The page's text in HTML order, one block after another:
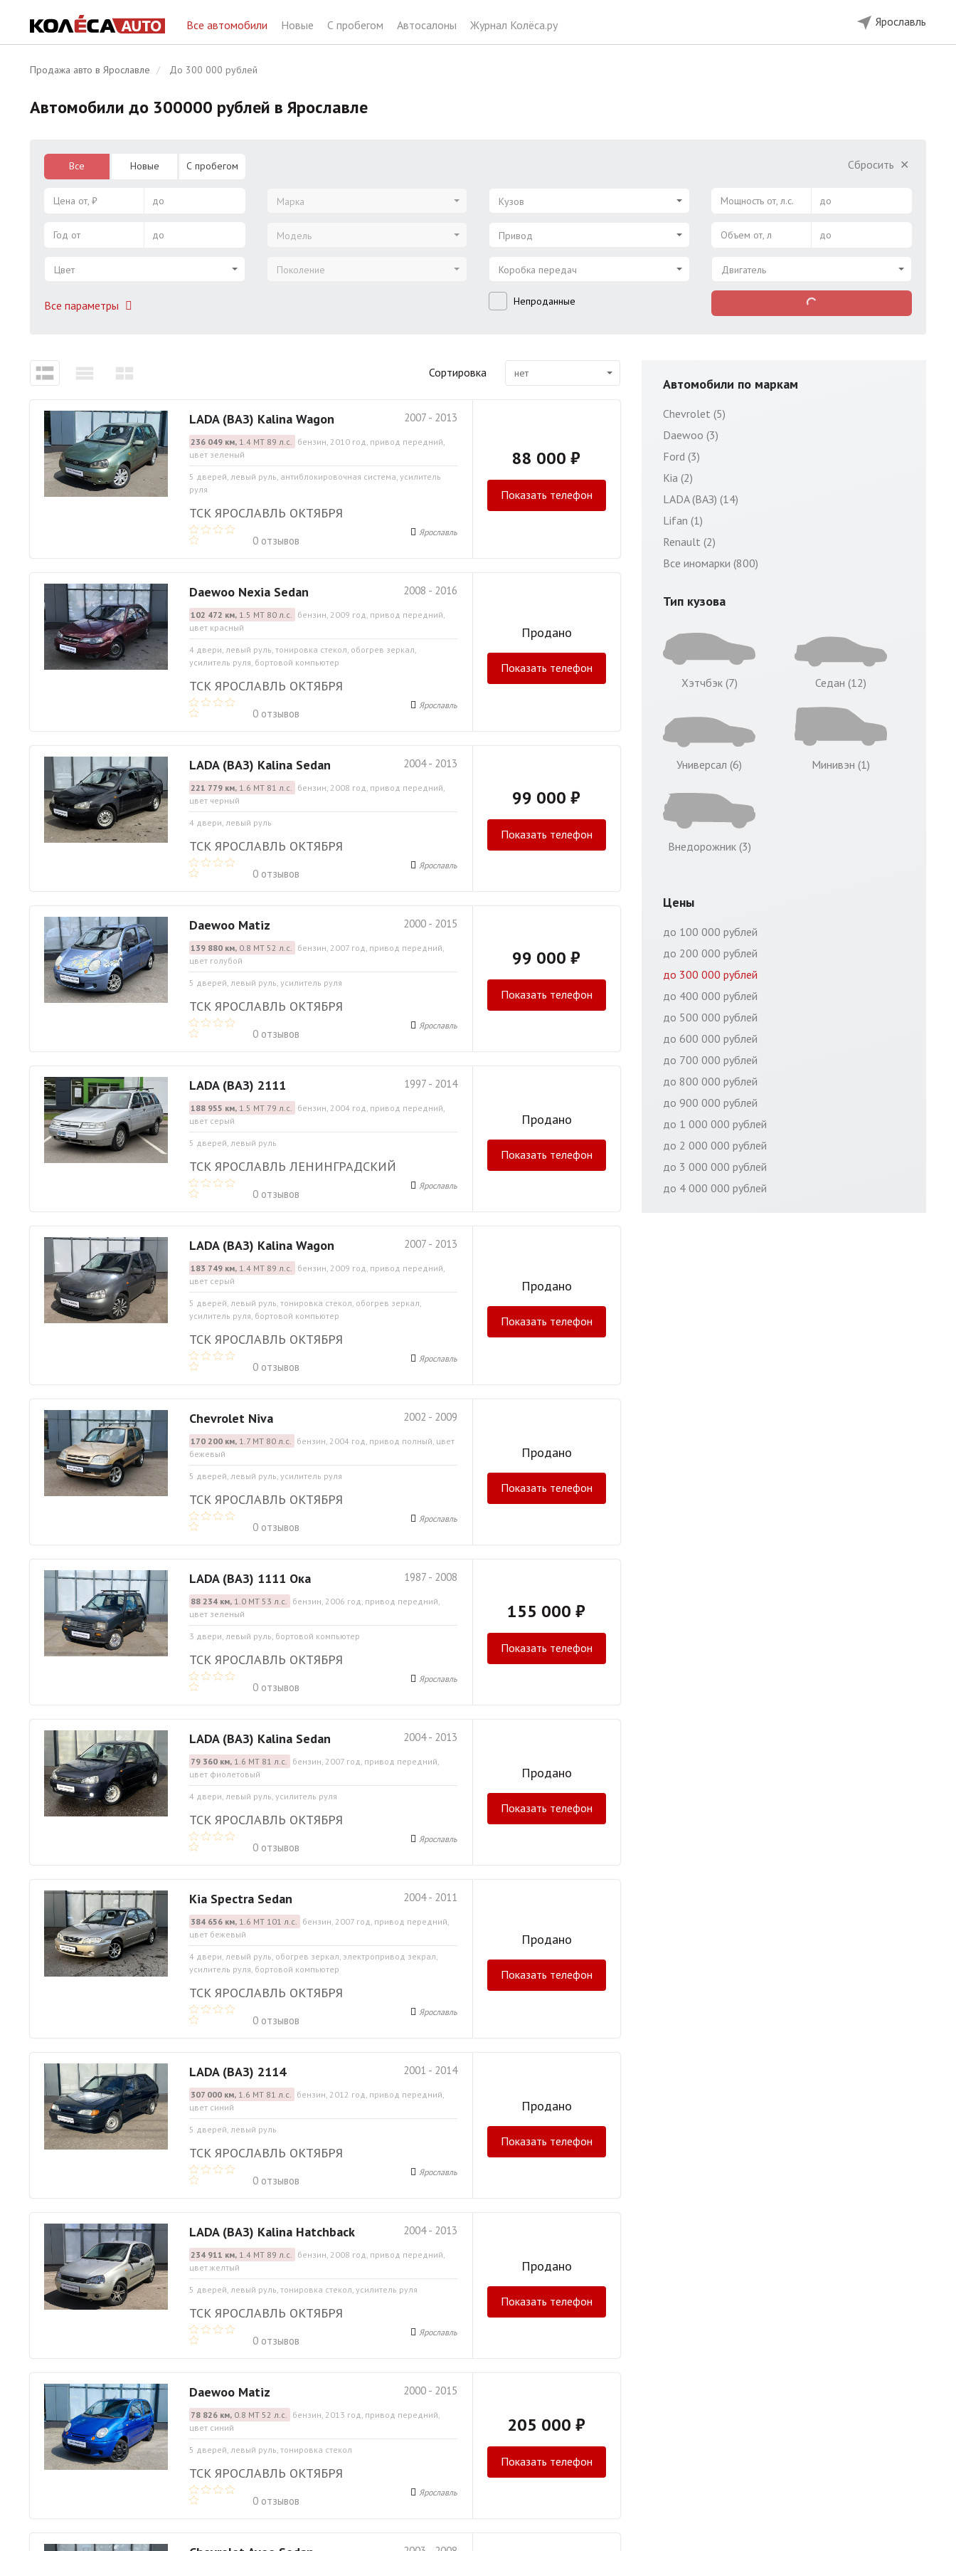
Все автомобили Новые С пробегом Автосалоны Журнал Колёса.ру Ярославль
Продажа авто в Ярославле До 300 000 рублей
Автомобили до 300000 рублей в Ярославле
Все Новые С пробегом
Цена от, ₽ до
Год от до
Цвет
Все параметры
Марка
Модель
Поколение
Кузов
Привод
Коробка передач
Непроданные
Сбросить ✕
Мощность от, л.с. до
Объем от, л до
Двигатель
Сортировка нет
2007 - 2013
LADA (ВАЗ) Kalina Wagon
236 049 км,1.4 МТ 89 л.с. бензин, 2010 год, привод передний,
цвет зеленый
5 дверей, левый руль, антиблокировочная система, усилитель
руля
ТСК ЯРОСЛАВЛЬ ОКТЯБРЯ
0 отзывов
Ярославль
88 000 ₽
Показать телефон
2008 - 2016
Daewoo Nexia Sedan
102 472 км,1.5 МТ 80 л.с. бензин, 2009 год, привод передний,
цвет красный
4 двери, левый руль, тонировка стекол, обогрев зеркал,
усилитель руля, бортовой компьютер
ТСК ЯРОСЛАВЛЬ ОКТЯБРЯ
0 отзывов
Ярославль
Продано
Показать телефон
2004 - 2013
LADA (ВАЗ) Kalina Sedan
221 779 км,1.6 МТ 81 л.с. бензин, 2008 год, привод передний,
цвет черный
4 двери, левый руль
ТСК ЯРОСЛАВЛЬ ОКТЯБРЯ
0 отзывов
Ярославль
99 000 ₽
Показать телефон
2000 - 2015
Daewoo Matiz
139 880 км,0.8 МТ 52 л.с. бензин, 2007 год, привод передний,
цвет голубой
5 дверей, левый руль, усилитель руля
ТСК ЯРОСЛАВЛЬ ОКТЯБРЯ
0 отзывов
Ярославль
99 000 ₽
Показать телефон
1997 - 2014
LADA (ВАЗ) 2111
188 955 км,1.5 МТ 79 л.с. бензин, 2004 год, привод передний,
цвет серый
5 дверей, левый руль
ТСК ЯРОСЛАВЛЬ ЛЕНИНГРАДСКИЙ
0 отзывов
Ярославль
Продано
Показать телефон
2007 - 2013
LADA (ВАЗ) Kalina Wagon
183 749 км,1.4 МТ 89 л.с. бензин, 2009 год, привод передний,
цвет серый
5 дверей, левый руль, тонировка стекол, обогрев зеркал,
усилитель руля, бортовой компьютер
ТСК ЯРОСЛАВЛЬ ОКТЯБРЯ
0 отзывов
Ярославль
Продано
Показать телефон
2002 - 2009
Chevrolet Niva
170 200 км,1.7 МТ 80 л.с. бензин, 2004 год, привод полный, цвет
бежевый
5 дверей, левый руль, усилитель руля
ТСК ЯРОСЛАВЛЬ ОКТЯБРЯ
0 отзывов
Ярославль
Продано
Показать телефон
1987 - 2008
LADA (ВАЗ) 1111 Ока
88 234 км,1.0 МТ 53 л.с. бензин, 2006 год, привод передний,
цвет зеленый
3 двери, левый руль, бортовой компьютер
ТСК ЯРОСЛАВЛЬ ОКТЯБРЯ
0 отзывов
Ярославль
155 000 ₽
Показать телефон
2004 - 2013
LADA (ВАЗ) Kalina Sedan
79 360 км,1.6 МТ 81 л.с. бензин, 2007 год, привод передний,
цвет фиолетовый
4 двери, левый руль, усилитель руля
ТСК ЯРОСЛАВЛЬ ОКТЯБРЯ
0 отзывов
Ярославль
Продано
Показать телефон
2004 - 2011
Kia Spectra Sedan
384 656 км,1.6 МТ 101 л.с. бензин, 2007 год, привод передний,
цвет бежевый
4 двери, левый руль, обогрев зеркал, электропривод зекрал,
усилитель руля, бортовой компьютер
ТСК ЯРОСЛАВЛЬ ОКТЯБРЯ
0 отзывов
Ярославль
Продано
Показать телефон
2001 - 2014
LADA (ВАЗ) 2114
307 000 км,1.6 МТ 81 л.с. бензин, 2012 год, привод передний,
цвет синий
5 дверей, левый руль
ТСК ЯРОСЛАВЛЬ ОКТЯБРЯ
0 отзывов
Ярославль
Продано
Показать телефон
2004 - 2013
LADA (ВАЗ) Kalina Hatchback
234 911 км,1.4 МТ 89 л.с. бензин, 2008 год, привод передний,
цвет желтый
5 дверей, левый руль, тонировка стекол, усилитель руля
ТСК ЯРОСЛАВЛЬ ОКТЯБРЯ
0 отзывов
Ярославль
Продано
Показать телефон
2000 - 2015
Daewoo Matiz
78 826 км,0.8 МТ 52 л.с. бензин, 2013 год, привод передний,
цвет синий
5 дверей, левый руль, тонировка стекол
ТСК ЯРОСЛАВЛЬ ОКТЯБРЯ
0 отзывов
Ярославль
205 000 ₽
Показать телефон
Автомобили по маркам
Chevrolet (5)
Daewoo (3)
Ford (3)
Kia (2)
LADA (ВАЗ) (14)
Lifan (1)
Renault (2)
Все иномарки (800)
Тип кузова
Хэтчбэк (7) Седан (12)
Универсал (6) Минивэн (1)
Внедорожник (3)
Цены
до 100 000 рублей
до 200 000 рублей
до 300 000 рублей
до 400 000 рублей
до 500 000 рублей
до 600 000 рублей
до 700 000 рублей
до 800 000 рублей
до 900 000 рублей
до 1 000 000 рублей
до 2 000 000 рублей
до 3 000 000 рублей
до 4 000 000 рублей